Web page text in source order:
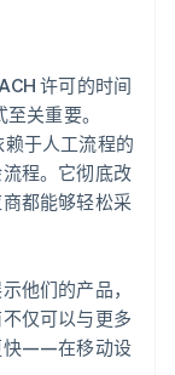
许可的时间
关重要。
于人工流程的
程。它彻底改
都能够轻松采
他们的产品，
仅可以与更多
快——在移动设